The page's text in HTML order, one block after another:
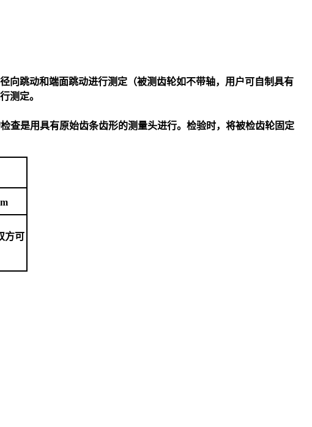
向跳动和端面跳动进行测定（被测齿轮如不带轴，用户可自制具有
测定。
是用具有原始齿条齿形的测量头进行。检验时，将被检齿轮固定
方可